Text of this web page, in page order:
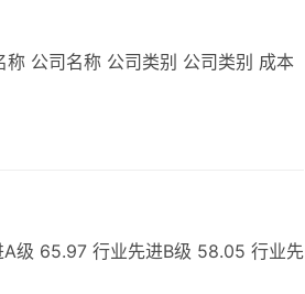
公司名称 公司类别 公司类别 成本
级 65.97 行业先进B级 58.05 行业先